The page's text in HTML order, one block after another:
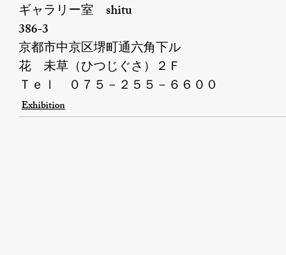
ギャラリー室　shitu
386-3
京都市中京区堺町通六角下ル
花　未草（ひつじぐさ）２Ｆ
Ｔｅｌ　０７５－２５５－６６００
Exhibition